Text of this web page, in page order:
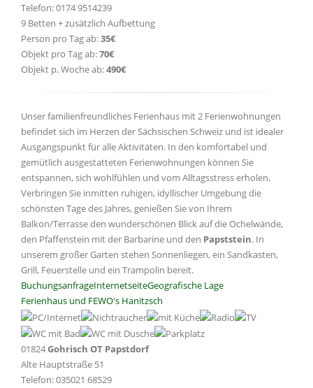
Telefon: 0174 9514239
9 Betten + zusätzlich Aufbettung
Person pro Tag ab:35€
Objekt pro Tag ab:70€
Objekt p. Woche ab:490€
Unser familienfreundliches Ferienhaus mit 2 Ferienwohnungen
befindet sich im Herzen der Sächsischen Schweiz und ist idealer
Ausgangspunkt für alle Aktivitäten. In den komfortabel und
gemütlich ausgestatteten Ferienwohnungen können Sie
entspannen, sich wohlfühlen und vom Alltagsstress erholen.
Verbringen Sie inmitten ruhigen, idyllischer Umgebung die
schönsten Tage des Jahres, genießen Sie von Ihrem
Balkon/Terrasse den wunderschönen Blick auf die Ochelwände,
den Pfaffenstein mit der Barbarine und den Papststein. In
unserem großer Garten stehen Sonnenliegen, ein Sandkasten,
Grill, Feuerstelle und ein Trampolin bereit.
BuchungsanfrageInternetseiteGeografische Lage
Ferienhaus und FEWO's Hanitzsch
01824Gohrisch OT Papstdorf
Alte Hauptstraße 51
Telefon: 035021 68529